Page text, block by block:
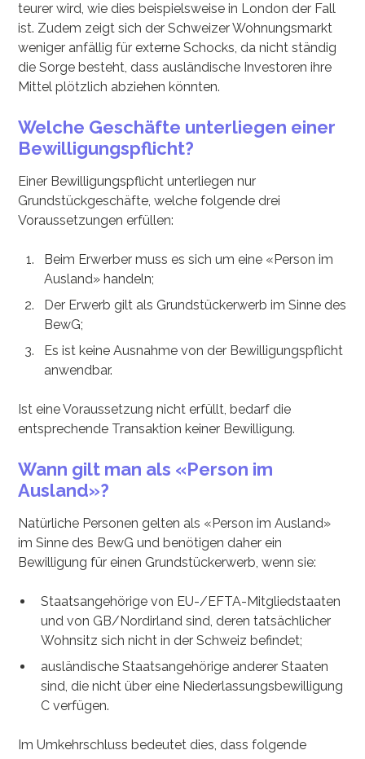
teurer wird, wie dies beispielsweise in London der Fall
ist. Zudem zeigt sich der Schweizer Wohnungsmarkt
weniger anfällig für externe Schocks, da nicht ständig
die Sorge besteht, dass ausländische Investoren ihre
Mittel plötzlich abziehen könnten.
Welche Geschäfte unterliegen einer
Bewilligungspflicht?
Einer Bewilligungspflicht unterliegen nur
Grundstückgeschäfte, welche folgende drei
Voraussetzungen erfüllen:
Beim Erwerber muss es sich um eine «Person im
Ausland» handeln;
Der Erwerb gilt als Grundstückerwerb im Sinne des
BewG;
Es ist keine Ausnahme von der Bewilligungspflicht
anwendbar.
Ist eine Voraussetzung nicht erfüllt, bedarf die
entsprechende Transaktion keiner Bewilligung.
Wann gilt man als «Person im
Ausland»?
Natürliche Personen gelten als «Person im Ausland»
im Sinne des BewG und benötigen daher ein
Bewilligung für einen Grundstückerwerb, wenn sie:
Staatsangehörige von EU-/EFTA-Mitgliedstaaten
und von GB/Nordirland sind, deren tatsächlicher
Wohnsitz sich nicht in der Schweiz befindet;
ausländische Staatsangehörige anderer Staaten
sind, die nicht über eine Niederlassungsbewilligung
C verfügen.
Im Umkehrschluss bedeutet dies, dass folgende